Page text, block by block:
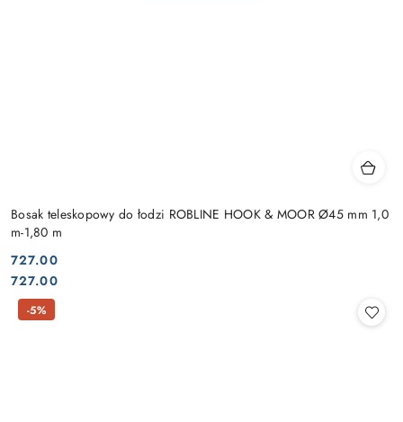
Bosak teleskopowy do łodzi ROBLINE HOOK & MOOR Ø45 mm 1,0
m-1,80 m
Cena:
727.00
Cena:
727.00
-5%